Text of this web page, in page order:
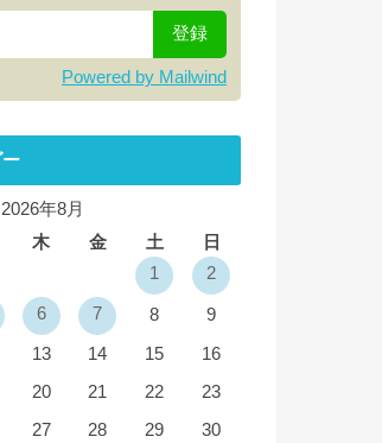
Powered by Mailwind
2026年8月
木 金 土
日
1
2
6 7 8 9
13 14 15
16
20 21 22
23
27 28 29
30